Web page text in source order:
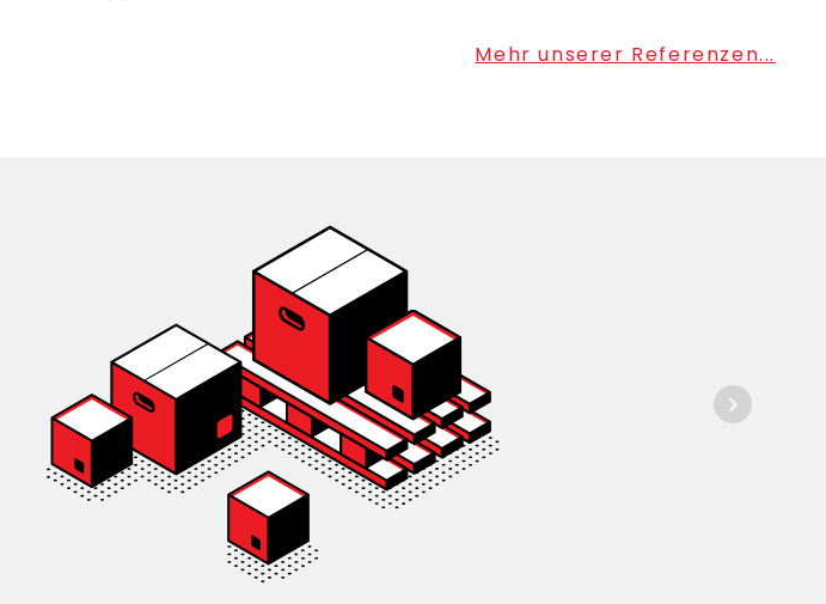
Mehr unserer Referenzen...